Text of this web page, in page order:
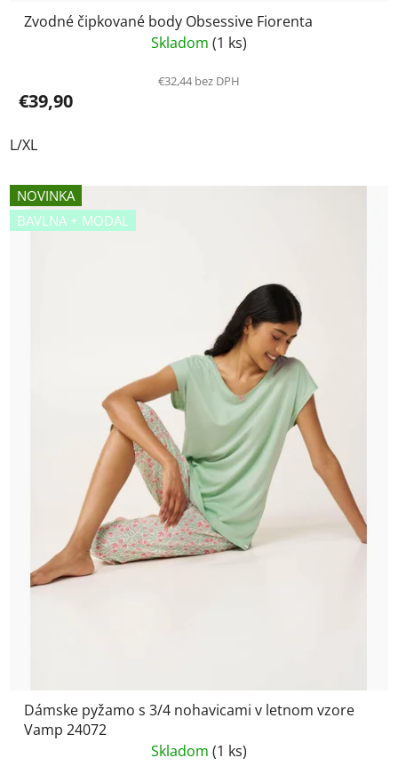
Zvodné čipkované body Obsessive Fiorenta
Skladom (1 ks)
€32,44 bez DPH
€39,90
L/XL
NOVINKA
BAVLNA + MODAL
Dámske pyžamo s 3/4 nohavicami v letnom vzore
Vamp 24072
Skladom (1 ks)